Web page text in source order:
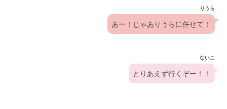
りうら
あー！じゃありうらに任せて！
ないこ
とりあえず行くぞー！！